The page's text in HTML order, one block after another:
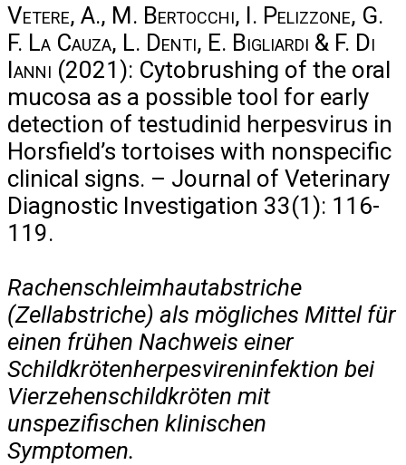
Vetere, A., M. Bertocchi, I. Pelizzone, G.
F. La Cauza, L. Denti, E. Bigliardi & F. Di
Ianni (2021): Cytobrushing of the oral
mucosa as a possible tool for early
detection of testudinid herpesvirus in
Horsfield’s tortoises with nonspecific
clinical signs. – Journal of Veterinary
Diagnostic Investigation 33(1): 116-
119.
Rachenschleimhautabstriche
(Zellabstriche) als mögliches Mittel für
einen frühen Nachweis einer
Schildkrötenherpesvireninfektion bei
Vierzehenschildkröten mit
unspezifischen klinischen
Symptomen.